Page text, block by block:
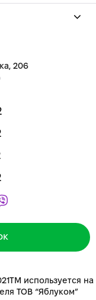
206
используется на
ТОВ “Яблуком”